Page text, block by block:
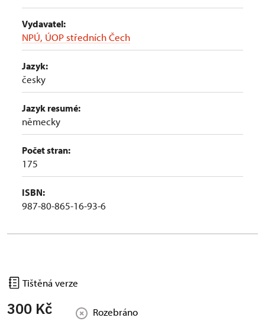
Vydavatel:
NPÚ, ÚOP středních Čech
Jazyk:
česky
Jazyk resumé:
německy
Počet stran:
175
ISBN:
987-80-865-16-93-6
Tištěná verze
300 Kč Rozebráno